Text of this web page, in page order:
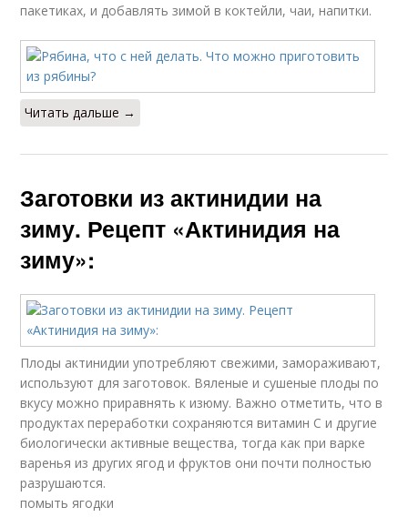
пакетиках, и добавлять зимой в коктейли, чаи, напитки.
Читать дальше →
Заготовки из актинидии на
зиму. Рецепт «Актинидия на
зиму»:
Плоды актинидии употребляют свежими, замораживают,
используют для заготовок. Вяленые и сушеные плоды по
вкусу можно приравнять к изюму. Важно отметить, что в
продуктах переработки сохраняются витамин С и другие
биологически активные вещества, тогда как при варке
варенья из других ягод и фруктов они почти полностью
разрушаются.
помыть ягодки